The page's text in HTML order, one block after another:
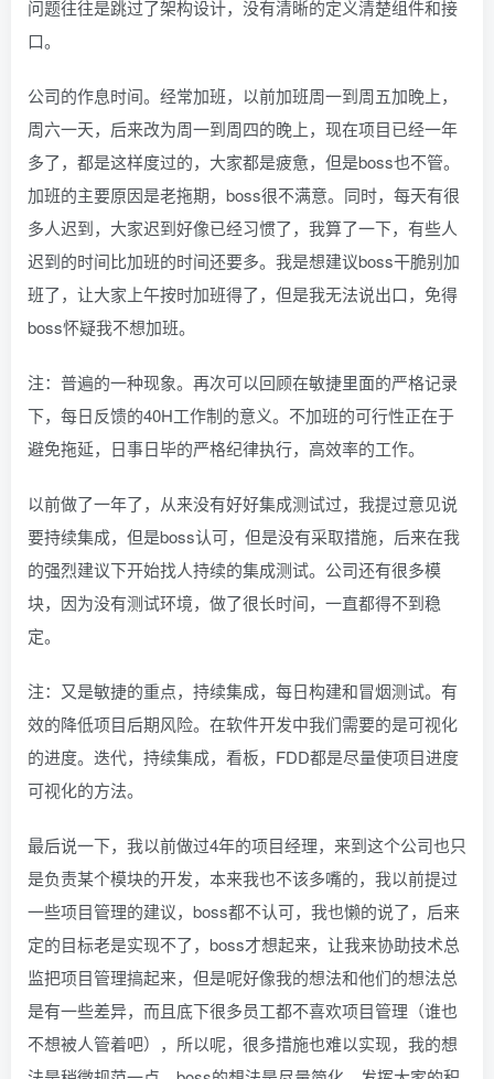
问题往往是跳过了架构设计，没有清晰的定义清楚组件和接
口。
公司的作息时间。经常加班，以前加班周一到周五加晚上，
周六一天，后来改为周一到周四的晚上，现在项目已经一年
多了，都是这样度过的，大家都是疲惫，但是boss也不管。
加班的主要原因是老拖期，boss很不满意。同时，每天有很
多人迟到，大家迟到好像已经习惯了，我算了一下，有些人
迟到的时间比加班的时间还要多。我是想建议boss干脆别加
班了，让大家上午按时加班得了，但是我无法说出口，免得
boss怀疑我不想加班。
注：普遍的一种现象。再次可以回顾在敏捷里面的严格记录
下，每日反馈的40H工作制的意义。不加班的可行性正在于
避免拖延，日事日毕的严格纪律执行，高效率的工作。
以前做了一年了，从来没有好好集成测试过，我提过意见说
要持续集成，但是boss认可，但是没有采取措施，后来在我
的强烈建议下开始找人持续的集成测试。公司还有很多模
块，因为没有测试环境，做了很长时间，一直都得不到稳
定。
注：又是敏捷的重点，持续集成，每日构建和冒烟测试。有
效的降低项目后期风险。在软件开发中我们需要的是可视化
的进度。迭代，持续集成，看板，FDD都是尽量使项目进度
可视化的方法。
最后说一下，我以前做过4年的项目经理，来到这个公司也只
是负责某个模块的开发，本来我也不该多嘴的，我以前提过
一些项目管理的建议，boss都不认可，我也懒的说了，后来
定的目标老是实现不了，boss才想起来，让我来协助技术总
监把项目管理搞起来，但是呢好像我的想法和他们的想法总
是有一些差异，而且底下很多员工都不喜欢项目管理（谁也
不想被人管着吧），所以呢，很多措施也难以实现，我的想